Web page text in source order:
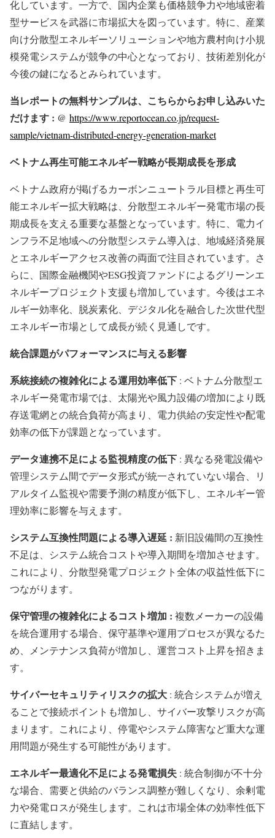
化しています。一方で、国内企業も価格競争力や地域密着
型サービスを武器に市場拡大を図っています。特に、産業
向け分散型エネルギーソリューションや地方農村向け小規
模発電システムが競争の中心となっており、技術差別化が
今後の鍵になるとみられています。
当レポートの無料サンプルは、こちらからお申し込みいた
だけます : @ https://www.reportocean.co.jp/request-
sample/vietnam-distributed-energy-generation-market
ベトナム再生可能エネルギー戦略が長期成長を形成
ベトナム政府が掲げるカーボンニュートラル目標と再生可
能エネルギー拡大戦略は、分散型エネルギー発電市場の長
期成長を支える重要な基盤となっています。特に、電力イ
ンフラ不足地域への分散型システム導入は、地域経済発展
とエネルギーアクセス改善の両面で注目されています。さ
らに、国際金融機関やESG投資ファンドによるグリーンエ
ネルギープロジェクト支援も増加しています。今後はエネ
ルギー効率化、脱炭素化、デジタル化を融合した次世代型
エネルギー市場として成長が続く見通しです。
統合課題がパフォーマンスに与える影響
系統接続の複雑化による運用効率低下 : ベトナム分散型エ
ネルギー発電市場では、太陽光や風力設備の増加により既
存送電網との統合負荷が高まり、電力供給の安定性や配電
効率の低下が課題となっています。
データ連携不足による監視精度の低下 : 異なる発電設備や
管理システム間でデータ形式が統一されていない場合、リ
アルタイム監視や需要予測の精度が低下し、エネルギー管
理効率に影響を与えます。
システム互換性問題による導入遅延 : 新旧設備間の互換性
不足は、システム統合コストや導入期間を増加させます。
これにより、分散型発電プロジェクト全体の収益性低下に
つながります。
保守管理の複雑化によるコスト増加 : 複数メーカーの設備
を統合運用する場合、保守基準や運用プロセスが異なるた
め、メンテナンス負荷が増加し、運営コスト上昇を招きま
す。
サイバーセキュリティリスクの拡大 : 統合システムが増え
ることで接続ポイントも増加し、サイバー攻撃リスクが高
まります。これにより、停電やシステム障害など重大な運
用問題が発生する可能性があります。
エネルギー最適化不足による発電損失 : 統合制御が不十分
な場合、需要と供給のバランス調整が難しくなり、余剰電
力や発電ロスが発生します。これは市場全体の効率性低下
に直結します。